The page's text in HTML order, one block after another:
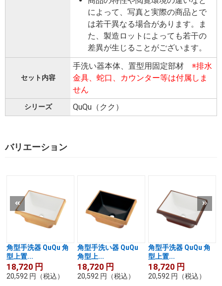
によって、写真と実際の商品とで
は若干異なる場合があります。ま
た、製造ロットによっても若干の
差異が生じることがございます。
セット内容
手洗い器本体、置型用固定部材 ※排水
金具、蛇口、カウンター等は付属しま
せん
シリーズ QuQu（クク）
バリエーション
角型手洗器 QuQu 角
型上置...
18,720 円
20,592 円 （税込）
角型手洗い器 QuQu
角型上...
18,720 円
20,592 円 （税込）
角型手洗器 QuQu 角
型上置...
18,720 円
20,592 円 （税込）